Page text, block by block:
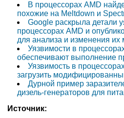
В процессорах AMD
похожие на Meltdown и
Google раскрыла детали
процессорах AMD и
для анализа и изменения их
Уязвимости в
обеспечивают выполнение
Уязвимость в
загрузить
Дурной пример
дизель-генераторов для
Источник: